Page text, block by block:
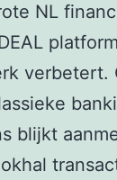
NL
blijkt